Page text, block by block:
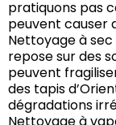
pratiquons pas
peuvent causer
Nettoyage à
repose sur des
peuvent
des tapis
dégradations
Nettoyage à